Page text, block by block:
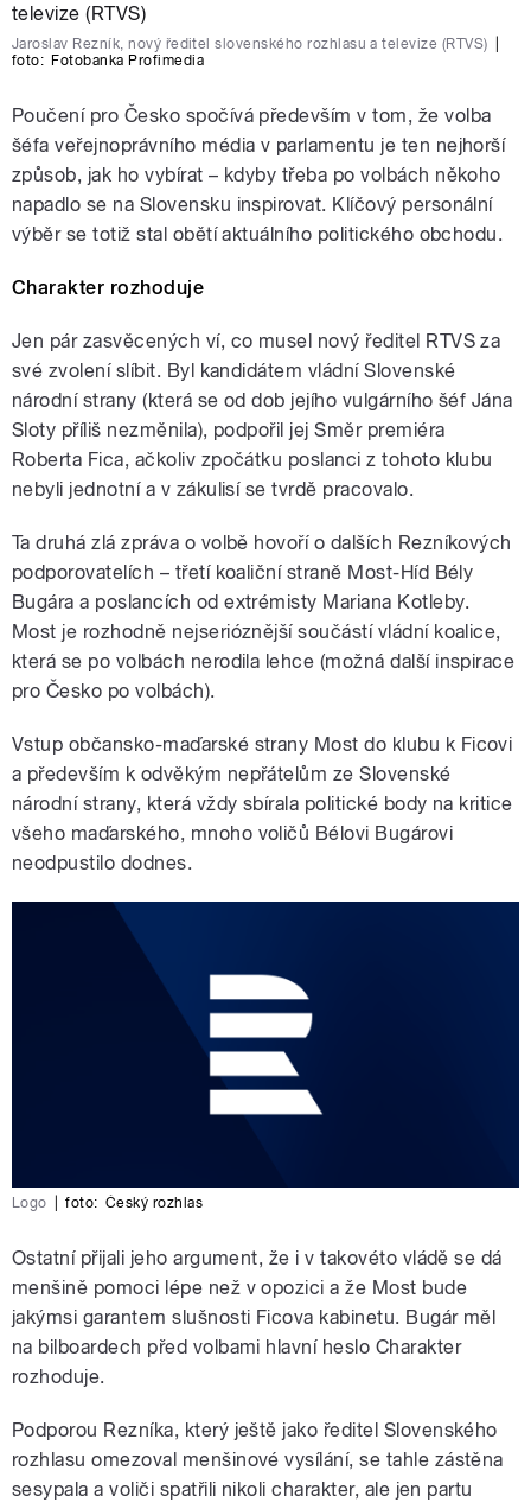
Jaroslav Rezník, nový ředitel slovenského rozhlasu a televize (RTVS)
foto: Fotobanka Profimedia
Poučení pro Česko spočívá především v tom, že volba
šéfa veřejnoprávního média v parlamentu je ten nejhorší
způsob, jak ho vybírat – kdyby třeba po volbách někoho
napadlo se na Slovensku inspirovat. Klíčový personální
výběr se totiž stal obětí aktuálního politického obchodu.
Charakter rozhoduje
Jen pár zasvěcených ví, co musel nový ředitel RTVS za
své zvolení slíbit. Byl kandidátem vládní Slovenské
národní strany (která se od dob jejího vulgárního šéf Jána
Sloty příliš nezměnila), podpořil jej Směr premiéra
Roberta Fica, ačkoliv zpočátku poslanci z tohoto klubu
nebyli jednotní a v zákulisí se tvrdě pracovalo.
Ta druhá zlá zpráva o volbě hovoří o dalších Rezníkových
podporovatelích – třetí koaliční straně Most-Híd Bély
Bugára a poslancích od extrémisty Mariana Kotleby.
Most je rozhodně nejserióznější součástí vládní koalice,
která se po volbách nerodila lehce (možná další inspirace
pro Česko po volbách).
Vstup občansko-maďarské strany Most do klubu k Ficovi
a především k odvěkým nepřátelům ze Slovenské
národní strany, která vždy sbírala politické body na kritice
všeho maďarského, mnoho voličů Bélovi Bugárovi
neodpustilo dodnes.
Logo foto: Český rozhlas
Ostatní přijali jeho argument, že i v takovéto vládě se dá
menšině pomoci lépe než v opozici a že Most bude
jakýmsi garantem slušnosti Ficova kabinetu. Bugár měl
na bilboardech před volbami hlavní heslo Charakter
rozhoduje.
Podporou Rezníka, který ještě jako ředitel Slovenského
rozhlasu omezoval menšinové vysílání, se tahle zástěna
sesypala a voliči spatřili nikoli charakter, ale jen partu